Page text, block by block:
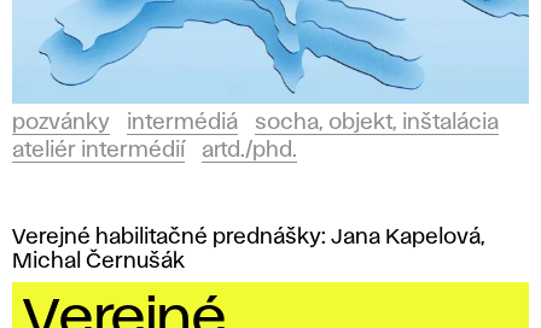
pozvánky intermédiá
socha, objekt, inštalácia
ateliér intermédií
artd./phd.
Verejné habilitačné prednášky: Jana Kapelová,
Michal Černušák